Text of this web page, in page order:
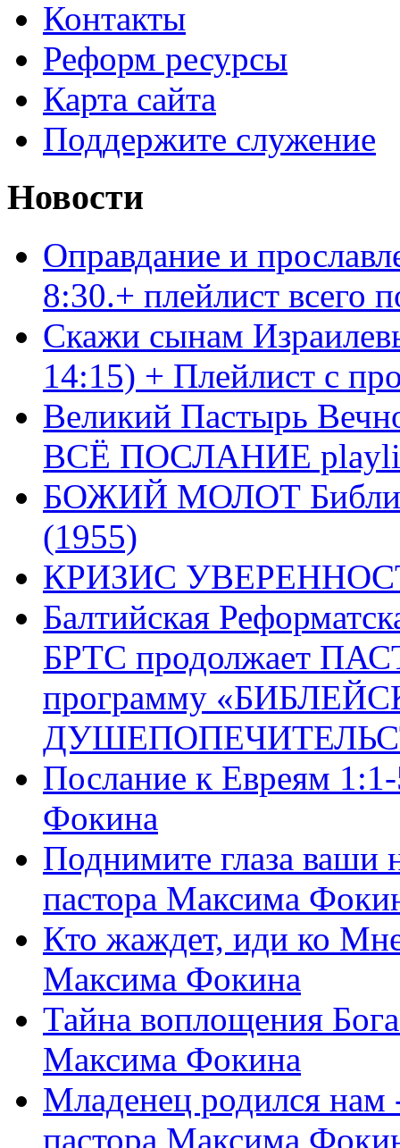
Контакты
Реформ ресурсы
Карта сайта
Поддержите служение
Новости
Оправдание и
8:30.+ плейлист
Скажи сынам
14:15) + Плейлист с
Великий Пастырь
ВСЁ ПОСЛАНИЕ
БОЖИЙ МОЛОТ Библия
(1955)
КРИЗИС
Балтийская
БРТС продолжает
программу
Послание к Евреям
Фокина
Поднимите глаза ваши
пастора Максима
Кто жаждет, иди ко
Максима Фокина
Тайна воплощения
Максима Фокина
Младенец родился
пастора Максима